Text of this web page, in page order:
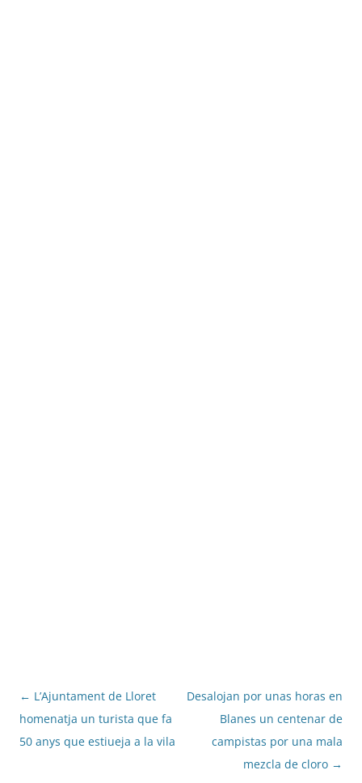
Navegació
per
les
← L’Ajuntament de Lloret
homenatja un turista que fa
50 anys que estiueja a la vila
Desalojan por unas horas en
Blanes un centenar de
campistas por una mala
mezcla de cloro →